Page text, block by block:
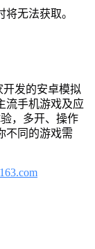
无法获取。
开发的安卓模拟
流手机游戏及应
，多开、操作
不同的游戏需